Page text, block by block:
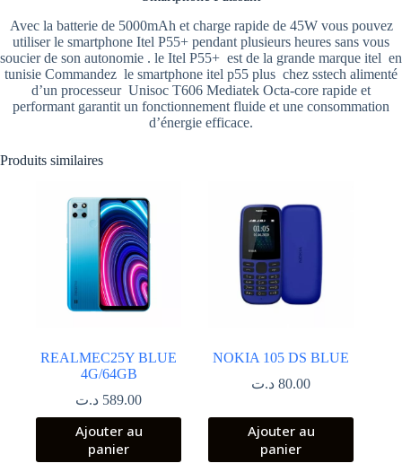
Avec la batterie de 5000mAh et charge rapide de 45W vous pouvez
utiliser le smartphone Itel P55+ pendant plusieurs heures sans vous
soucier de son autonomie . le Itel P55+ est de la grande marque itel en
tunisie Commandez le smartphone itel p55 plus chez sstech alimenté
d’un processeur Unisoc T606 Mediatek Octa-core rapide et
performant garantit un fonctionnement fluide et une consommation
d’énergie efficace.
Produits similaires
REALMEC25Y BLUE
4G/64GB
589.00 د.ت
Ajouter au
panier
NOKIA 105 DS BLUE
80.00 د.ت
Ajouter au
panier